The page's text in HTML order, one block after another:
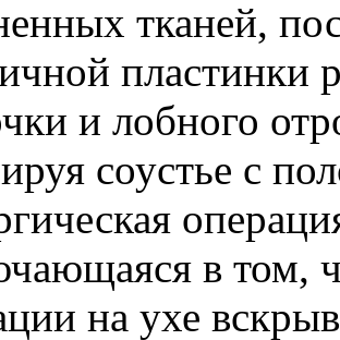
тканей,
пластинки
и лобного
соустье с
в том,
на ухе